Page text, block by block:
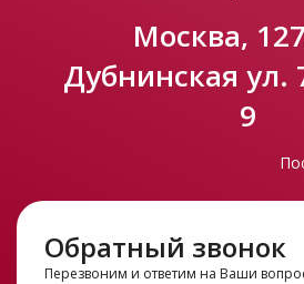
Москва,
Дубнинская ул.
9
Обратный звонок
Перезвоним и ответим на Ваши